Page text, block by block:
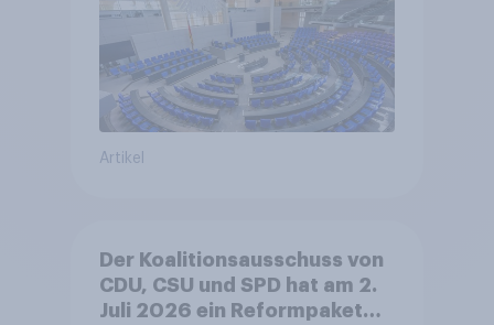
Artikel
Der Koalitionsausschuss von
CDU, CSU und SPD hat am 2.
Juli 2026 ein Reformpaket